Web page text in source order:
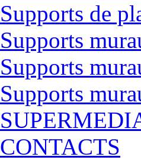
Supports de
Supports
Supports
Supports
CONTACTS